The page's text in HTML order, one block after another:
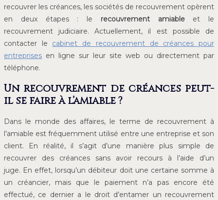
recouvrer les créances, les sociétés de recouvrement opèrent
en deux étapes : le recouvrement amiableet le
recouvrement judiciaire. Actuellement, il est possible de
contacter le cabinet de recouvrement de créances pour
entreprises en ligne sur leur site web ou directement par
téléphone.
Un recouvrement de créances peut-
il se faire à l’amiable ?
Dans le monde des affaires, le terme de recouvrement à
l’amiable est fréquemment utilisé entre une entreprise et son
client. En réalité, il s’agit d’une manière plus simple de
recouvrer des créances sans avoir recours à l’aide d’un
juge. En effet, lorsqu’un débiteur doit une certaine somme à
un créancier, mais que le paiement n’a pas encore été
effectué, ce dernier a le droit d’entamer un recouvrement